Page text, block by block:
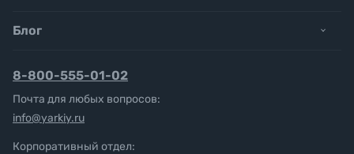
Блог
8-800-555-01-02
Почта для любых вопросов:
info@yarkiy.ru
Корпоративный отдел: